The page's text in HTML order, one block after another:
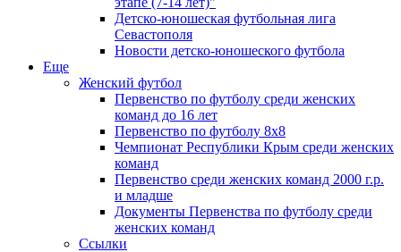
Детско-юношеская футбольная лига
Севастополя
Новости детско-юношеского футбола
Еще
Женский футбол
Первенство по футболу среди женских
команд до 16 лет
Первенство по футболу 8х8
Чемпионат Республики Крым среди женских
команд
Первенство среди женских команд 2000 г.р.
и младше
Документы Первенства по футболу среди
женских команд
Ссылки